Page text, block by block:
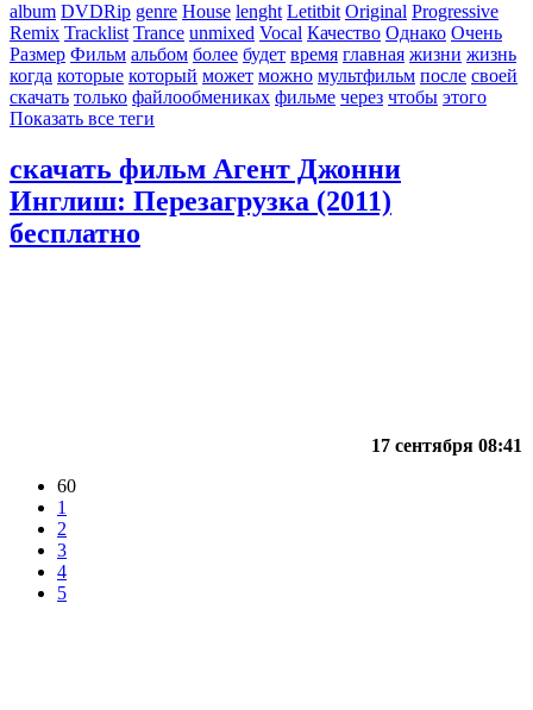
album DVDRip genre House lenght Letitbit Original Progressive
Remix Tracklist Trance unmixed Vocal Качество Однако Очень
Размер Фильм альбом более будет время главная жизни жизнь
когда которые который может можно мультфильм после своей
скачать только файлообмениках фильме через чтобы этого
Показать все теги
скачать фильм Агент Джонни
Инглиш: Перезагрузка (2011)
бесплатно
17 сентября 08:41
60
1
2
3
4
5